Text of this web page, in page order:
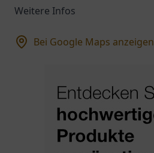
Weitere Infos
Bei Google Maps anzeigen